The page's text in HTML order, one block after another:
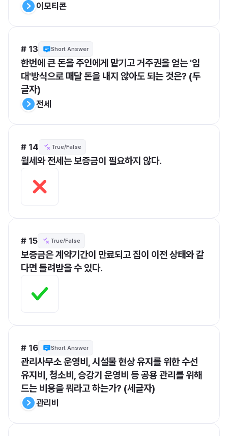
이모티콘
# 13 Short Answer
한번에 큰 돈을 주인에게 맡기고 거주권을 얻는 '임
대'방식으로 매달 돈을 내지 않아도 되는 것은? (두
글자)
전세
# 14 True/False
월세와 전세는 보증금이 필요하지 않다.
# 15 True/False
보증금은 계약기간이 만료되고 집이 이전 상태와 같
다면 돌려받을 수 있다.
# 16 Short Answer
관리사무소 운영비, 시설물 현상 유지를 위한 수선
유지비, 청소비, 승강기 운영비 등 공용 관리를 위해
드는 비용을 뭐라고 하는가? (세글자)
관리비